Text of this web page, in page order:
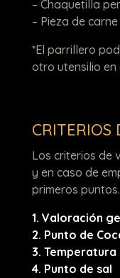
– Chaquetilla
– Pieza de
*El parrillero
otro utensilio en
CRITERIOS
Los criterios de
y en caso de
primeros puntos.
1. Valoración
2. Punto de
3. Temperatura
4. Punto de sal